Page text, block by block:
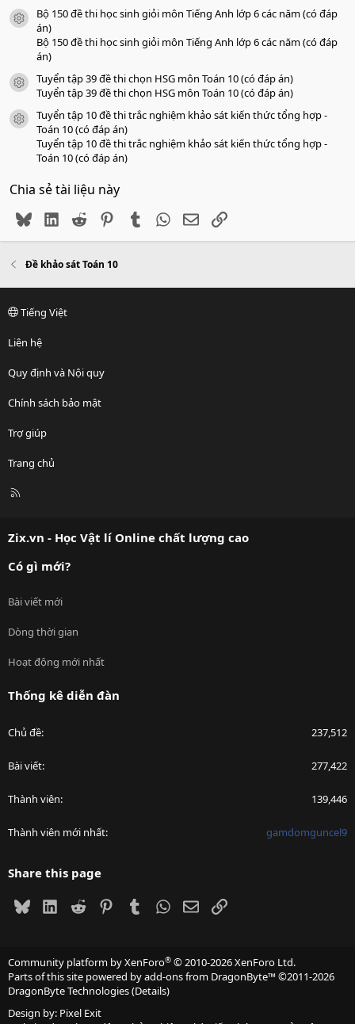
icon tài liệu
Bộ 150 đề thi học sinh giỏi môn Tiếng Anh lớp 6 các năm (có đáp
án)
Bộ 150 đề thi học sinh giỏi môn Tiếng Anh lớp 6 các năm (có đáp
án)
icon tài liệu
Tuyển tập 39 đề thi chọn HSG môn Toán 10 (có đáp án)
Tuyển tập 39 đề thi chọn HSG môn Toán 10 (có đáp án)
icon tài liệu
Tuyển tập 10 đề thi trắc nghiệm khảo sát kiến thức tổng hợp -
Toán 10 (có đáp án)
Tuyển tập 10 đề thi trắc nghiệm khảo sát kiến thức tổng hợp -
Toán 10 (có đáp án)
Chia sẻ tài liệu này
BlueskyLinkedIn
Reddit PinterestTumblr WhatsApp
EmailLink
Đề khảo sát Toán 10
Tiếng Việt
Liên hệ
Quy định và Nội quy
Chính sách bảo mật
Trợ giúp
Trang chủ
R
Zix.vn - Học Vật lí Online chất lượng cao
Có gì mới?
Bài viết mới
Dòng thời gian
Hoạt động mới nhất
Thống kê diễn đàn
Chủ đề 237,512
Bài viết 277,422
Thành viên 139,446
Thành viên mới nhất gamdomguncel9
Share this page
BlueskyLinkedIn
Reddit PinterestTumblrWhatsApp
EmailLink
Community platform by XenForo® © 2010-2026 XenForo Ltd.
Parts of this site powered byadd-ons from DragonByte™©2011-2026
DragonByte Technologies(Details)
Design by: Pixel Exit